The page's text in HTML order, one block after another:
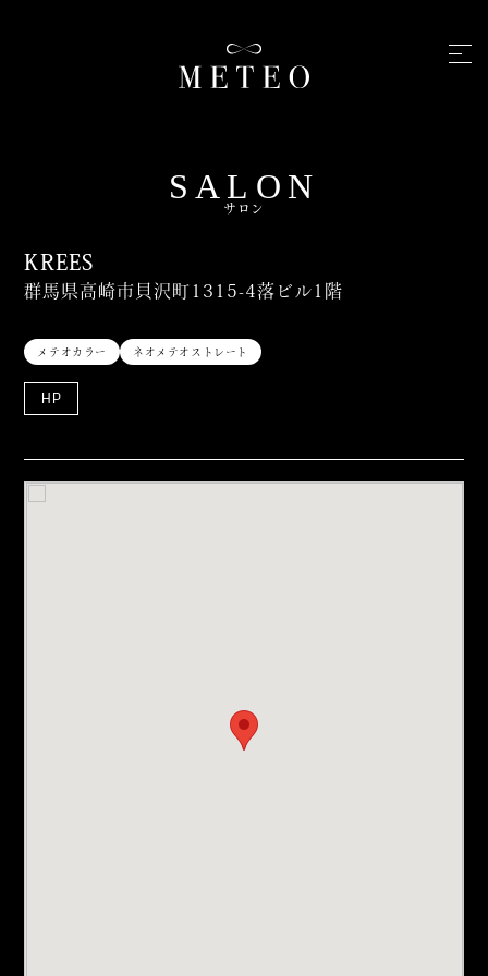
SALON
サロン
KREES
群馬県高崎市貝沢町1315-4落ビル1階
メテオカラー ネオメテオストレート
HP